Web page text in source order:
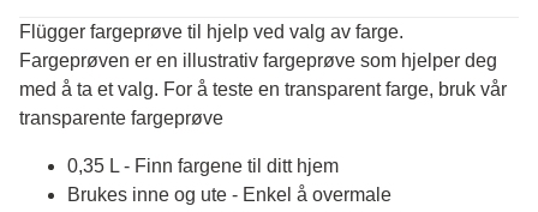
Flügger fargeprøve til hjelp ved valg av farge.
Fargeprøven er en illustrativ fargeprøve som hjelper deg
med å ta et valg. For å teste en transparent farge, bruk vår
transparente fargeprøve
0,35 L - Finn fargene til ditt hjem
Brukes inne og ute - Enkel å overmale